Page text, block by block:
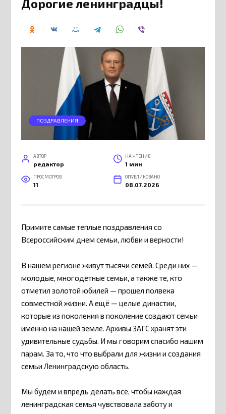
Дорогие ленинградцы!
ПОЗДРАВЛЕНИЯ
АВТОР
редактор
НА ЧТЕНИЕ
1 мин
ПРОСМОТРОВ
11
ОПУБЛИКОВАНО
08.07.2026
Примите самые теплые поздравления со
Всероссийским днем семьи, любви и верности!
В нашем регионе живут тысячи семей. Среди них —
молодые, многодетные семьи, а также те, кто
отметил золотой юбилей — прошел полвека
совместной жизни. А ещё — целые династии,
которые из поколения в поколение создают семьи
именно на нашей земле. Архивы ЗАГС хранят эти
удивительные судьбы. И мы говорим спасибо нашим
парам. За то, что что выбрали для жизни и создания
семьи Ленинградскую область.
Мы будем и впредь делать все, чтобы каждая
ленинградская семья чувствовала заботу и